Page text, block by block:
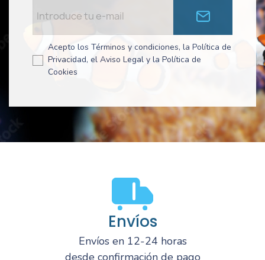
Acepto los Términos y condiciones, la Política de
Privacidad, el Aviso Legal y la Política de
Cookies
Envíos
Envíos en 12-24 horas